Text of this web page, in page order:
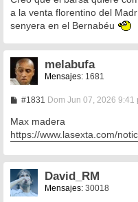
s
a
j
a la venta florentino del
senyera en el Bernabéu
melabufa
Mensajes: 1681
#1831 M
n
s
a
e
Dom Jun 07, 2026 9:41
Max madera
https://www.lasexta.com/
David_RM
Mensajes: 30018